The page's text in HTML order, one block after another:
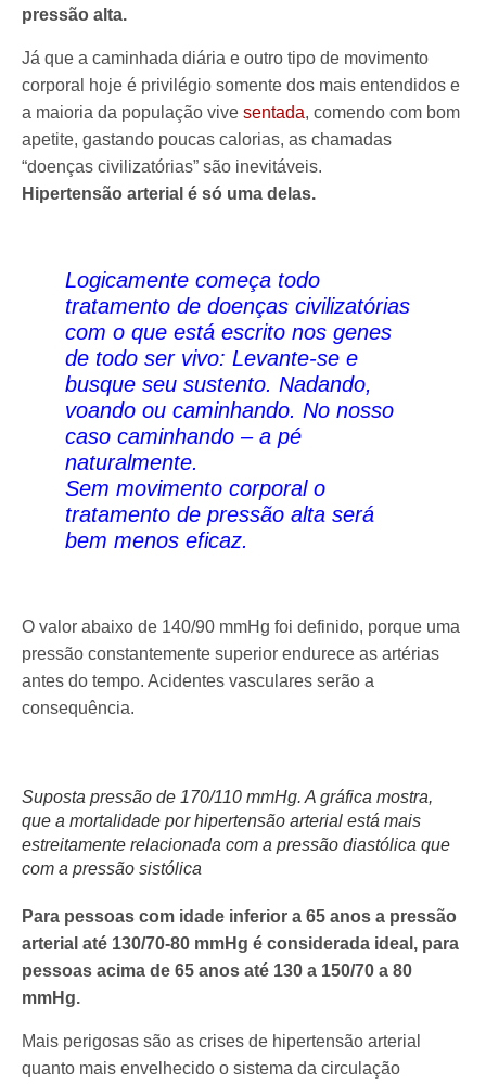
pressão alta.
Já que a caminhada diária e outro tipo de movimento
corporal hoje é privilégio somente dos mais entendidos e
a maioria da população vive sentada, comendo com bom
apetite, gastando poucas calorias, as chamadas
“doenças civilizatórias” são inevitáveis.
Hipertensão arterial é só uma delas.
Logicamente começa todo
tratamento de doenças civilizatórias
com o que está escrito nos genes
de todo ser vivo: Levante-se e
busque seu sustento. Nadando,
voando ou caminhando. No nosso
caso caminhando – a pé
naturalmente.
Sem movimento corporal o
tratamento de pressão alta será
bem menos eficaz.
O valor abaixo de 140/90 mmHg foi definido, porque uma
pressão constantemente superior endurece as artérias
antes do tempo. Acidentes vasculares serão a
consequência.
Suposta pressão de 170/110 mmHg. A gráfica mostra,
que a mortalidade por hipertensão arterial está mais
estreitamente relacionada com a pressão diastólica que
com a pressão sistólica
Para pessoas com idade inferior a 65 anos a pressão
arterial até 130/70-80 mmHg é considerada ideal, para
pessoas acima de 65 anos até 130 a 150/70 a 80
mmHg.
Mais perigosas são as crises de hipertensão arterial
quanto mais envelhecido o sistema da circulação